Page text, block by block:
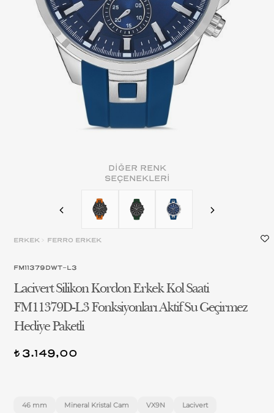
DİĞER RENK
SEÇENEKLERİ
ERKEK > FERRO ERKEK
FM11379DWT-L3
Lacivert Silikon Kordon Erkek Kol Saati
FM11379D-L3 Fonksiyonları Aktif Su Geçirmez
Hediye Paketli
t3.149,00
46 mm Mineral Kristal Cam VX9N Lacivert